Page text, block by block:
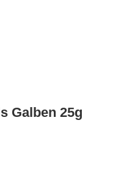
Galben 25g